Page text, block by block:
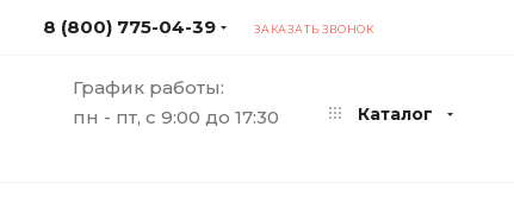
8 (800) 775-04-39 ЗАКАЗАТЬ ЗВОНОК
График работы:
пн - пт, с 9:00 до 17:30
Каталог